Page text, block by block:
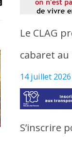
Le CLAG
cabaret au
14 juillet 2026
S’inscrire